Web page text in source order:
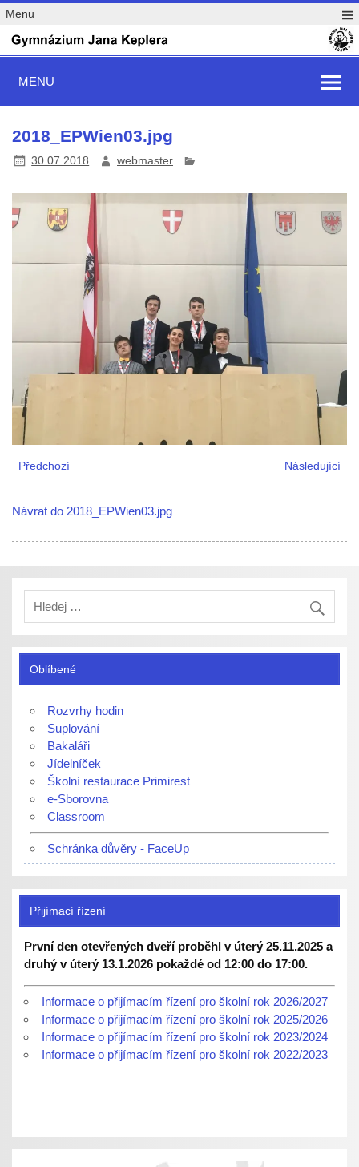
Menu
MENU
2018_EPWien03.jpg
30.07.2018 webmaster
Předchozí Následující
Návrat do 2018_EPWien03.jpg
Oblíbené
Rozvrhy hodin
Suplování
Bakaláři
Jídelníček
Školní restaurace Primirest
e-Sborovna
Classroom
Schránka důvěry - FaceUp
Přijímací řízení
První den otevřených dveří proběhl v úterý 25.11.2025 a
druhý v úterý 13.1.2026 pokaždé od 12:00 do 17:00.
Informace o přijímacím řízení pro školní rok 2026/2027
Informace o přijímacím řízení pro školní rok 2025/2026
Informace o přijímacím řízení pro školní rok 2023/2024
Informace o přijímacím řízení pro školní rok 2022/2023